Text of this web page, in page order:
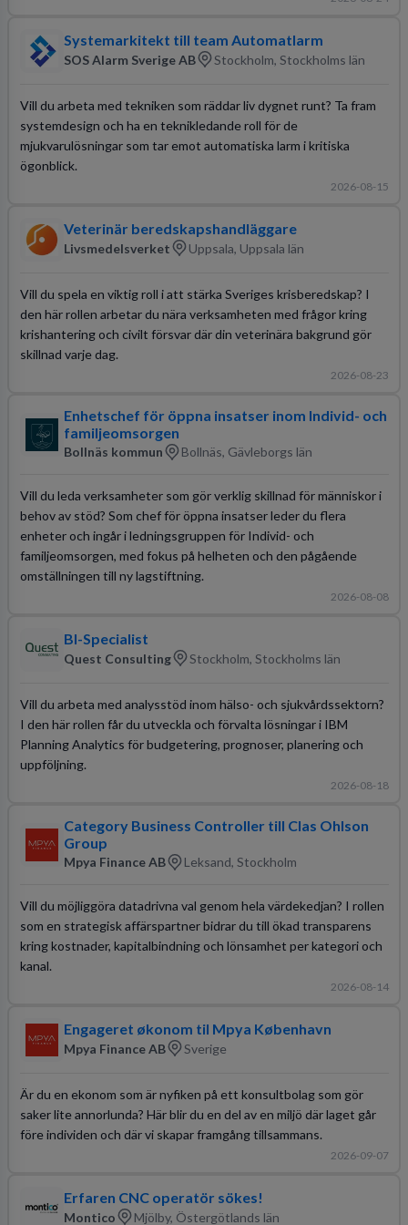
Systemarkitekt till team Automatlarm
SOS Alarm Sverige AB Stockholm, Stockholms län
Vill du arbeta med tekniken som räddar liv dygnet runt? Ta fram
systemdesign och ha en teknikledande roll för de
mjukvarulösningar som tar emot automatiska larm i kritiska
ögonblick.
2026-08-15
Veterinär beredskapshandläggare
Livsmedelsverket Uppsala, Uppsala län
Vill du spela en viktig roll i att stärka Sveriges krisberedskap? I
den här rollen arbetar du nära verksamheten med frågor kring
krishantering och civilt försvar där din veterinära bakgrund gör
skillnad varje dag.
2026-08-23
Enhetschef för öppna insatser inom Individ- och
familjeomsorgen
Bollnäs kommun Bollnäs, Gävleborgs län
Vill du leda verksamheter som gör verklig skillnad för människor i
behov av stöd? Som chef för öppna insatser leder du flera
enheter och ingår i ledningsgruppen för Individ- och
familjeomsorgen, med fokus på helheten och den pågående
omställningen till ny lagstiftning.
2026-08-08
BI-Specialist
Quest Consulting Stockholm, Stockholms län
Vill du arbeta med analysstöd inom hälso- och sjukvårdssektorn?
I den här rollen får du utveckla och förvalta lösningar i IBM
Planning Analytics för budgetering, prognoser, planering och
uppföljning.
2026-08-18
Category Business Controller till Clas Ohlson
Group
Mpya Finance AB Leksand, Stockholm
Vill du möjliggöra datadrivna val genom hela värdekedjan? I rollen
som en strategisk affärspartner bidrar du till ökad transparens
kring kostnader, kapitalbindning och lönsamhet per kategori och
kanal.
2026-08-14
Engageret økonom til Mpya København
Mpya Finance AB Sverige
Är du en ekonom som är nyfiken på ett konsultbolag som gör
saker lite annorlunda? Här blir du en del av en miljö där laget går
före individen och där vi skapar framgång tillsammans.
2026-09-07
Erfaren CNC operatör sökes!
Montico Mjölby, Östergötlands län